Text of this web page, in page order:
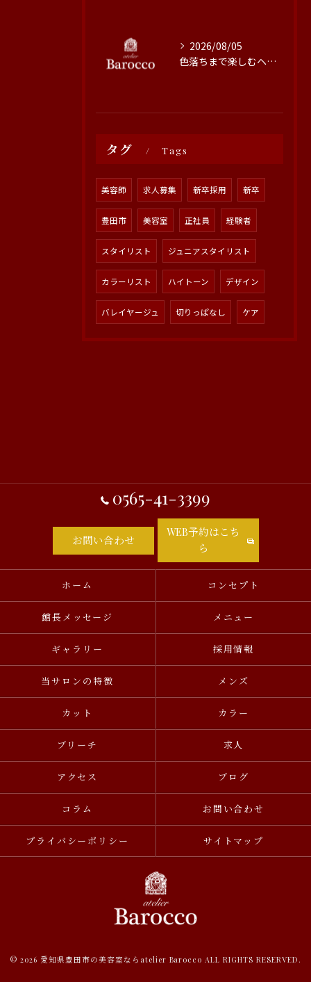
2026/08/05
色落ちまで楽しむヘアカラーの秘訣
タグ Tags
美容師 求人募集 新卒採用 新卒
豊田市 美容室 正社員 経験者
スタイリスト ジュニアスタイリスト
カラーリスト ハイトーン デザイン
バレイヤージュ 切りっぱなし ケア
0565-41-3399
お問い合わせ
WEB予約はこち
ら
ホーム コンセプト
館長メッセージ メニュー
ギャラリー 採用情報
当サロンの特徴 メンズ
カット カラー
ブリーチ 求人
アクセス ブログ
コラム お問い合わせ
プライバシーポリシー サイトマップ
© 2026 愛知県豊田市の美容室ならatelier Barocco ALL RIGHTS RESERVED.